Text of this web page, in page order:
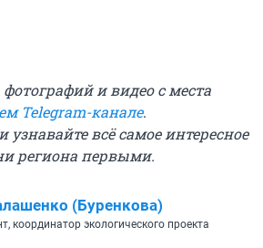
и видео с места
Telegram-канале.
узнавайте всё самое интересное
региона первыми.
(Буренкова)
координатор экологического проекта